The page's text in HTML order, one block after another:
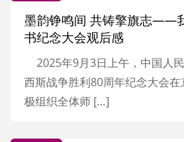
墨韵铮鸣间 共铸擎旗志——
书纪念大会观后感
2025年9月3日上午，中国人
西斯战争胜利80周年纪念大会
极组织全体师 […]